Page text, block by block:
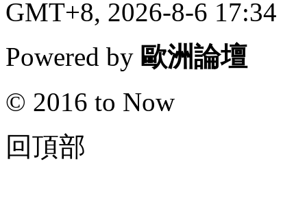
GMT+8, 2026-8-6 17:34
Powered by 歐洲論壇
© 2016 to Now
回頂部